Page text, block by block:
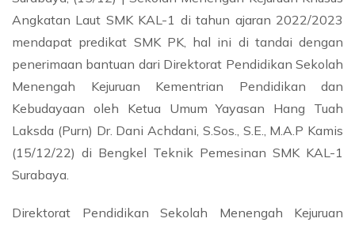
Angkatan Laut SMK KAL-1 di tahun ajaran 2022/2023
mendapat predikat SMK PK, hal ini di tandai dengan
penerimaan bantuan dari Direktorat Pendidikan Sekolah
Menengah Kejuruan Kementrian Pendidikan dan
Kebudayaan oleh Ketua Umum Yayasan Hang Tuah
Laksda (Purn) Dr. Dani Achdani, S.Sos., S.E., M.A.P Kamis
(15/12/22) di Bengkel Teknik Pemesinan SMK KAL-1
Surabaya.
Direktorat Pendidikan Sekolah Menengah Kejuruan